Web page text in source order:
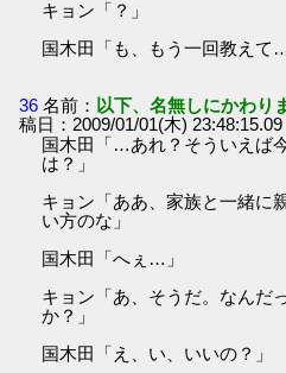
キョン「？」
国木田「も、もう一回教えて…
36 名前： 以下、名無しにかわり
稿日：2009/01/01(木)
国木田「…あれ？そういえば
は？」
キョン「ああ、家族と一緒に
い方のな」
国木田「へぇ…」
キョン「あ、そうだ。なんだ
か？」
国木田「え、い、いいの？」